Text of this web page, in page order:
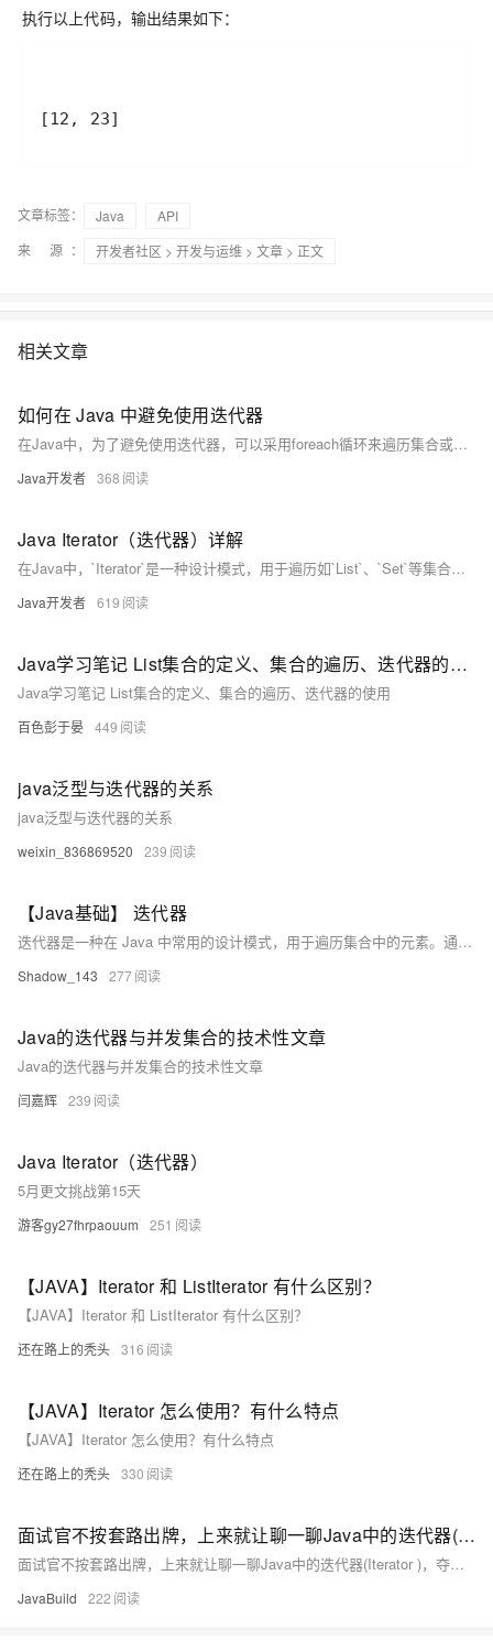
执行以上代码，输出结果如下：
[12, 23]
文章标签： Java
API
来 源：
开发者社区 > 开发与运维 > 文章 > 正文
相关文章
如何在 Java 中避免使用迭代器
在Java中，为了避免使用迭代器，可以采用foreach循环来遍历集合或数组，简化代码，提高可读性。此外，Java 8引入的Stream API提供了更强大的功能，如filter、map等方法，能够以函数式编程风格处理数据，进一步减少对传统迭代器的依赖。
Java开发者 368
Java Iterator（迭代器）详解
在Java中，`Iterator`是一种设计模式，用于遍历如`List`、`Set`等集合，提供统一访问元素的方式而不暴露内部结构。它包括`hasNext()`、`next()`和`remove()`方法，通过集合的`iterator()`方法获取实例，可用于安全删除元素，避免`ConcurrentModificationException`。
Java开发者 619
Java学习笔记 List集合的定义、集合的遍历、迭代器的使用
Java学习笔记 List集合的定义、集合的遍历、迭代器的使用
百色彭于晏 449
java泛型与迭代器的关系
java泛型与迭代器的关系
weixin_836869520 239
【Java基础】 迭代器
迭代器是一种在 Java 中常用的设计模式，用于遍历集合中的元素。通过使用迭代器，我们可以统一访问集合元素，而不需要了解集合的具体实现。
Shadow_143 277
Java的迭代器与并发集合的技术性文章
Java的迭代器与并发集合的技术性文章
闫嘉辉 239
Java Iterator（迭代器）
5月更文挑战第15天
游客gy27fhrpaouum 251
【JAVA】Iterator 和 ListIterator 有什么区别？
【JAVA】Iterator 和 ListIterator 有什么区别？
还在路上的秃头 316
【JAVA】Iterator 怎么使用？有什么特点
【JAVA】Iterator 怎么使用？有什么特点
还在路上的秃头 330
面试官不按套路出牌，上来就让聊一聊Java中的迭代器(Iterator )，夺命连环问，怎么办？
面试官不按套路出牌，上来就让聊一聊Java中的迭代器(Iterator )，夺命连环问，怎么办？
JavaBuild 222